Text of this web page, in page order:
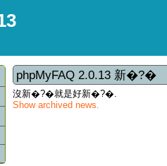
phpMyFAQ 2.0.13 新�?�
沒新�?�就是好新�?�.
Show archived news.